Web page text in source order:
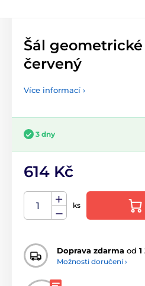
Šál
červený
Více informací ›
3 dny
614 Kč
ks
Doprava zdarma od
Možnosti doručení ›